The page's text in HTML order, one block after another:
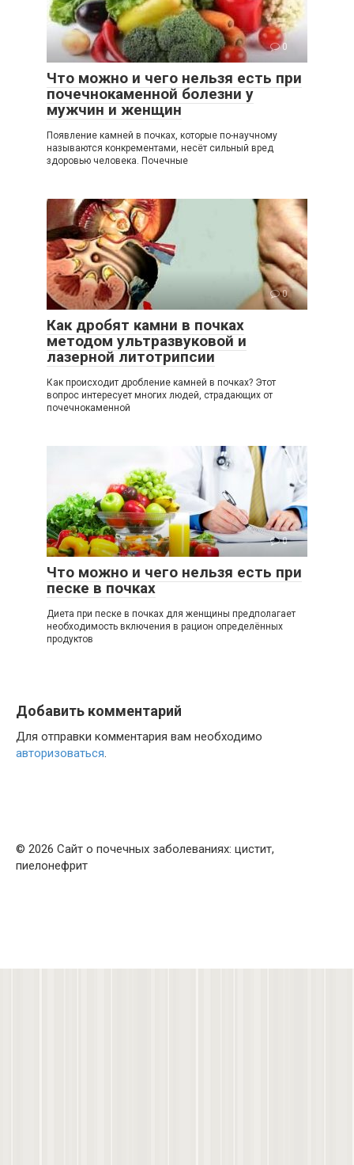
0
Что можно и чего нельзя есть при
почечнокаменной болезни у
мужчин и женщин
Появление камней в почках, которые по-научному
называются конкрементами, несёт сильный вред
здоровью человека. Почечные
0
Как дробят камни в почках
методом ультразвуковой и
лазерной литотрипсии
Как происходит дробление камней в почках? Этот
вопрос интересует многих людей, страдающих от
почечнокаменной
0
Что можно и чего нельзя есть при
песке в почках
Диета при песке в почках для женщины предполагает
необходимость включения в рацион определённых
продуктов
Добавить комментарий
Для отправки комментария вам необходимо
авторизоваться.
© 2026 Сайт о почечных заболеваниях: цистит,
пиелонефрит